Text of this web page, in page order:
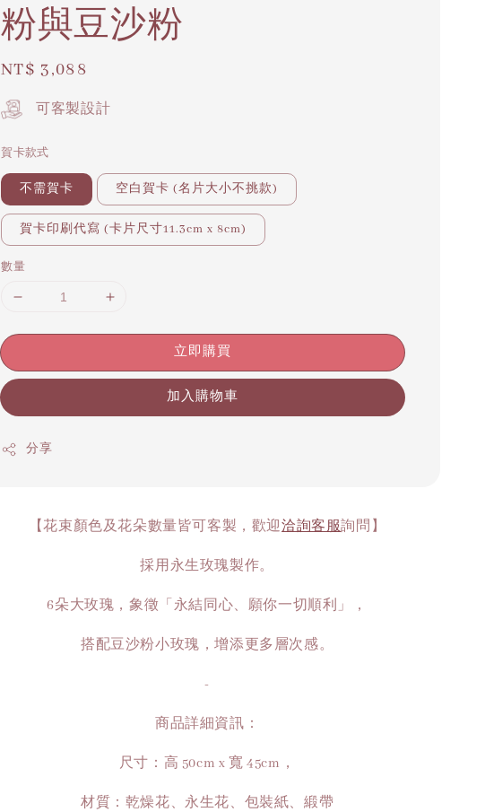
粉與豆沙粉
Regular
price
NT$ 3,088
可客製設計
賀卡款式
不需賀卡 空白賀卡 (名片大小不挑款)
賀卡印刷代寫 (卡片尺寸11.3cm x 8cm)
數量
立即購買
加入購物車
分享
【花束顏色及花朵數量皆可客製，歡迎洽詢客服詢問】
採用永生玫瑰製作。
6朵大玫瑰，象徵「永結同心、願你一切順利」，
搭配豆沙粉小玫瑰，增添更多層次感。
-
商品詳細資訊：
尺寸：高 50cm x 寬 45cm，
材質：乾燥花、永生花、包裝紙、緞帶